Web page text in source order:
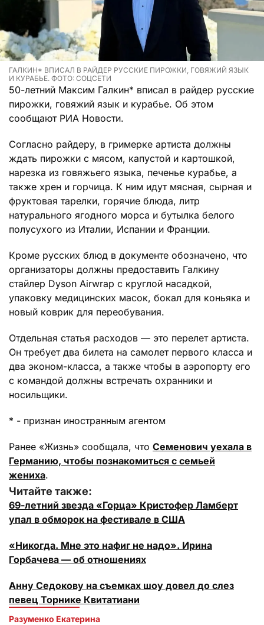
ГАЛКИН* ВПИСАЛ В РАЙДЕР РУССКИЕ ПИРОЖКИ, ГОВЯЖИЙ ЯЗЫК
И КУРАБЬЕ. ФОТО: СОЦСЕТИ
50-летний Максим Галкин* вписал в райдер русские
пирожки, говяжий язык и курабье. Об этом
сообщают РИА Новости.
Согласно райдеру, в гримерке артиста должны
ждать пирожки с мясом, капустой и картошкой,
нарезка из говяжьего языка, печенье курабье, а
также хрен и горчица. К ним идут мясная, сырная и
фруктовая тарелки, горячие блюда, литр
натурального ягодного морса и бутылка белого
полусухого из Италии, Испании и Франции.
Кроме русских блюд в документе обозначено, что
организаторы должны предоставить Галкину
стайлер Dyson Airwrap с круглой насадкой,
упаковку медицинских масок, бокал для коньяка и
новый коврик для переобувания.
Отдельная статья расходов — это перелет артиста.
Он требует два билета на самолет первого класса и
два эконом-класса, а также чтобы в аэропорту его
с командой должны встречать охранники и
носильщики.
* - признан иностранным агентом
Ранее «Жизнь» сообщала, что Семенович уехала в
Германию, чтобы познакомиться с семьей
жениха.
Читайте также:
69-летний звезда «Горца» Кристофер Ламберт
упал в обморок на фестивале в США
«Никогда. Мне это нафиг не надо». Ирина
Горбачева — об отношениях
Анну Седокову на съемках шоу довел до слез
певец Торнике Квитатиани
Разуменко Екатерина